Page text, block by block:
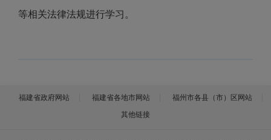
等相关法律法规进行学习。
福建省政府网站 福建省各地市网站
福州市各县（市）区网站
其他链接